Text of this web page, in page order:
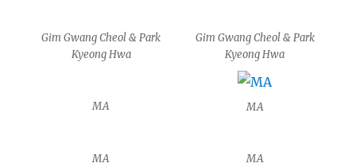
Gim Gwang Cheol & Park
Kyeong Hwa
Gim Gwang Cheol & Park
Kyeong Hwa
MA MA
MA MA